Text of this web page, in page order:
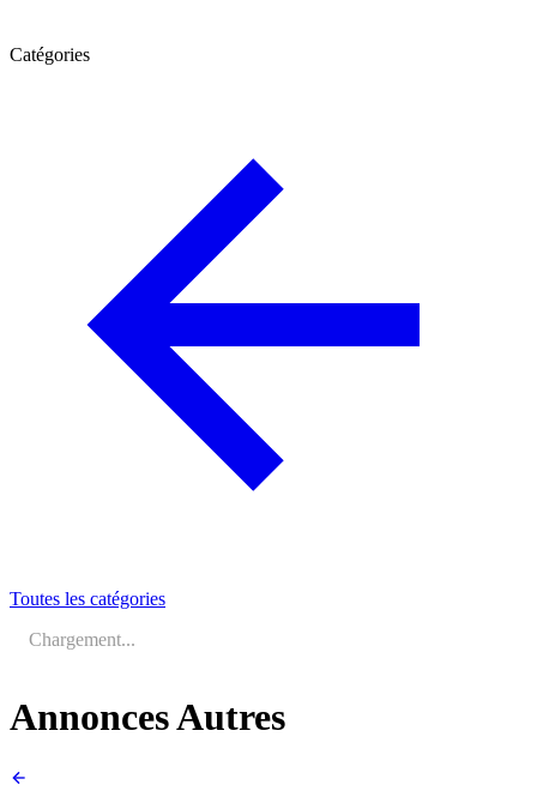
Catégories
Toutes les catégories
Chargement...
Annonces Autres